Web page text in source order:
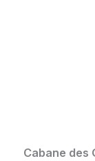
Cabane des